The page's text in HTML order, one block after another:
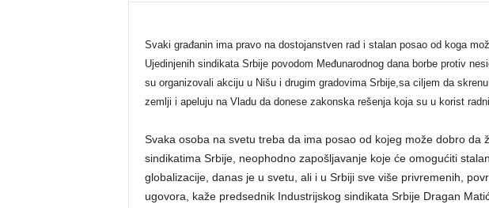
Svaki građanin ima pravo na dostojanstven rad i stalan posao od koga
Ujedinjenih sindikata Srbije povodom Međunarodnog dana borbe protiv
su organizovali akciju u Nišu i drugim gradovima Srbije,sa ciljem da
zemlji i apeluju na Vladu da donese zakonska rešenja koja su u korist
Svaka osoba na svetu treba da ima posao od kojeg može dobro da
sindikatima Srbije, neophodno zapošljavanje koje će omogućiti
globalizacije, danas je u svetu, ali i u Srbiji sve više privremenih,
ugovora, kaže predsednik Industrijskog sindikata Srbije Dragan